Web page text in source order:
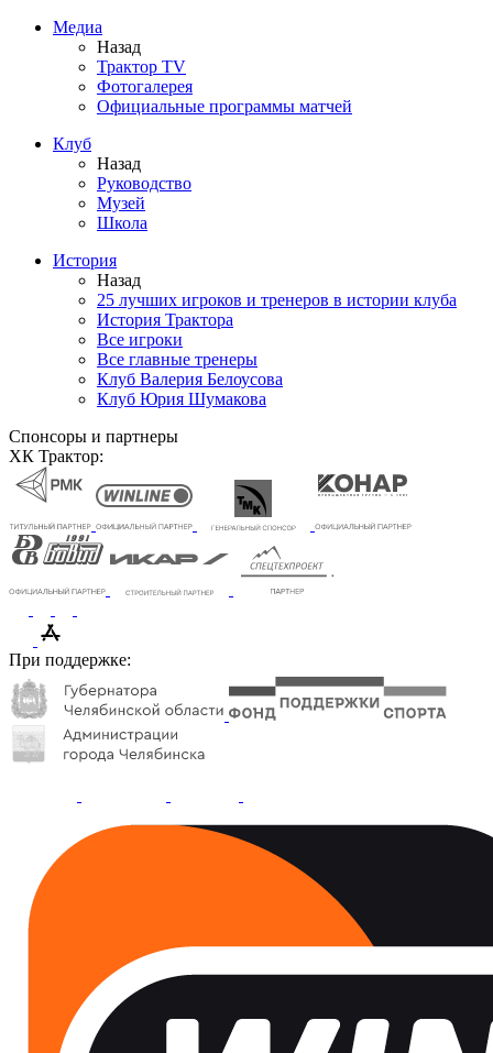
Медиа
Назад
Трактор TV
Фотогалерея
Официальные программы матчей
Клуб
Назад
Руководство
Музей
Школа
История
Назад
25 лучших игроков и тренеров в истории клуба
История Трактора
Все игроки
Все главные тренеры
Клуб Валерия Белоусова
Клуб Юрия Шумакова
Спонсоры и партнеры
ХК Трактор:
При поддержке: